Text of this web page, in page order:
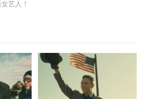
Glazer），《梦想集中营》
Giamatti），《滞留生》
Cooper），《大师风华：真爱乐
艺人！